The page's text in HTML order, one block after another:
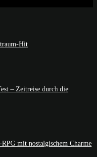
Hit
– Zeitreise durch die
mit nostalgischem Charme